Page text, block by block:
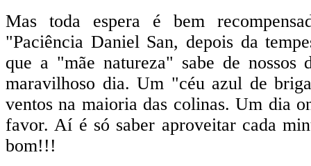
Mas toda espera é bem
"Paciência Daniel San, depois da
que a "mãe natureza" sabe de nossos
maravilhoso dia. Um "céu azul de
ventos na maioria das colinas. Um dia
favor. Aí é só saber aproveitar cada
bom!!!